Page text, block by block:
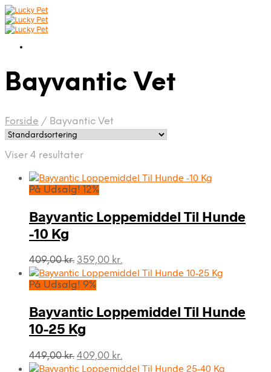
Bayvantic Vet
Forside / Bayvantic Vet
Viser 4 resultater
På Udsalg! 12%
Bayvantic Loppemiddel Til Hunde
-10 Kg
409,00kr. Den
oprindelige
pris
409,00 kr..
359,00 kr.
aktuelle
359,00 kr..
På Udsalg! 9%
Bayvantic Loppemiddel Til Hunde
10-25 Kg
449,00kr. Den
oprindelige
409,00 kr.
aktuelle